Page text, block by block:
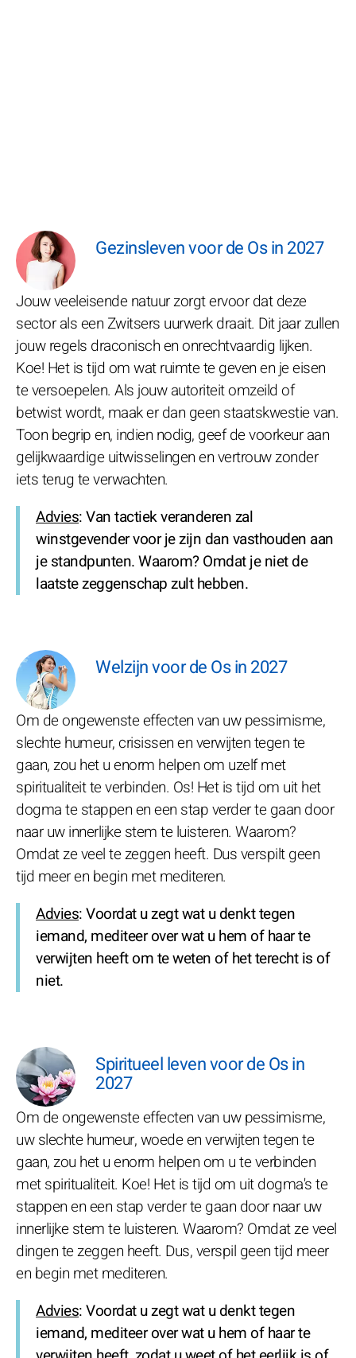
Gezinsleven voor de Os in 2027
Jouw veeleisende natuur zorgt ervoor dat deze
sector als een Zwitsers uurwerk draait. Dit jaar zullen
jouw regels draconisch en onrechtvaardig lijken.
Koe! Het is tijd om wat ruimte te geven en je eisen
te versoepelen. Als jouw autoriteit omzeild of
betwist wordt, maak er dan geen staatskwestie van.
Toon begrip en, indien nodig, geef de voorkeur aan
gelijkwaardige uitwisselingen en vertrouw zonder
iets terug te verwachten.
Advies: Van tactiek veranderen zal
winstgevender voor je zijn dan vasthouden aan
je standpunten. Waarom? Omdat je niet de
laatste zeggenschap zult hebben.
Welzijn voor de Os in 2027
Om de ongewenste effecten van uw pessimisme,
slechte humeur, crisissen en verwijten tegen te
gaan, zou het u enorm helpen om uzelf met
spiritualiteit te verbinden. Os! Het is tijd om uit het
dogma te stappen en een stap verder te gaan door
naar uw innerlijke stem te luisteren. Waarom?
Omdat ze veel te zeggen heeft. Dus verspilt geen
tijd meer en begin met mediteren.
Advies: Voordat u zegt wat u denkt tegen
iemand, mediteer over wat u hem of haar te
verwijten heeft om te weten of het terecht is of
niet.
Spiritueel leven voor de Os in
2027
Om de ongewenste effecten van uw pessimisme,
uw slechte humeur, woede en verwijten tegen te
gaan, zou het u enorm helpen om u te verbinden
met spiritualiteit. Koe! Het is tijd om uit dogma's te
stappen en een stap verder te gaan door naar uw
innerlijke stem te luisteren. Waarom? Omdat ze veel
dingen te zeggen heeft. Dus, verspil geen tijd meer
en begin met mediteren.
Advies: Voordat u zegt wat u denkt tegen
iemand, mediteer over wat u hem of haar te